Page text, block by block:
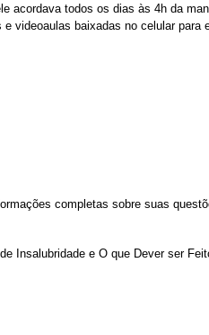
todos os dias às 4h da
videoaulas baixadas no celular para
completas sobre suas
Insalubridade e O que Dever ser